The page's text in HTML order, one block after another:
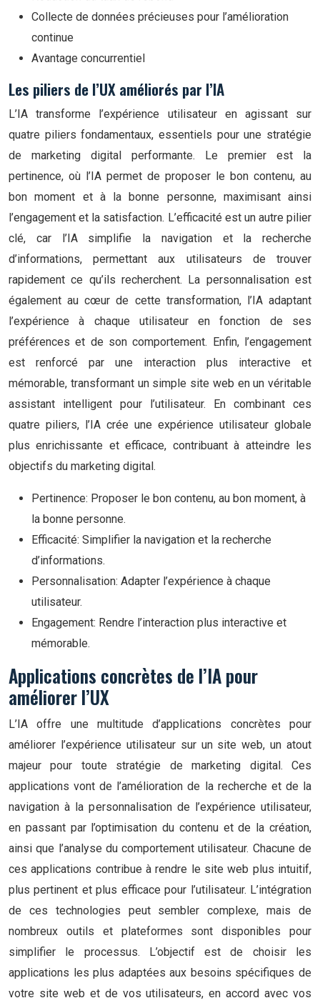
Collecte de données précieuses pour l’amélioration
continue
Avantage concurrentiel
Les piliers de l’UX améliorés par l’IA
L’IA transforme l’expérience utilisateur en agissant sur
quatre piliers fondamentaux, essentiels pour une stratégie
de marketing digital performante. Le premier est la
pertinence, où l’IA permet de proposer le bon contenu, au
bon moment et à la bonne personne, maximisant ainsi
l’engagement et la satisfaction. L’efficacité est un autre pilier
clé, car l’IA simplifie la navigation et la recherche
d’informations, permettant aux utilisateurs de trouver
rapidement ce qu’ils recherchent. La personnalisation est
également au cœur de cette transformation, l’IA adaptant
l’expérience à chaque utilisateur en fonction de ses
préférences et de son comportement. Enfin, l’engagement
est renforcé par une interaction plus interactive et
mémorable, transformant un simple site web en un véritable
assistant intelligent pour l’utilisateur. En combinant ces
quatre piliers, l’IA crée une expérience utilisateur globale
plus enrichissante et efficace, contribuant à atteindre les
objectifs du marketing digital.
Pertinence: Proposer le bon contenu, au bon moment, à
la bonne personne.
Efficacité: Simplifier la navigation et la recherche
d’informations.
Personnalisation: Adapter l’expérience à chaque
utilisateur.
Engagement: Rendre l’interaction plus interactive et
mémorable.
Applications concrètes de l’IA pour
améliorer l’UX
L’IA offre une multitude d’applications concrètes pour
améliorer l’expérience utilisateur sur un site web, un atout
majeur pour toute stratégie de marketing digital. Ces
applications vont de l’amélioration de la recherche et de la
navigation à la personnalisation de l’expérience utilisateur,
en passant par l’optimisation du contenu et de la création,
ainsi que l’analyse du comportement utilisateur. Chacune de
ces applications contribue à rendre le site web plus intuitif,
plus pertinent et plus efficace pour l’utilisateur. L’intégration
de ces technologies peut sembler complexe, mais de
nombreux outils et plateformes sont disponibles pour
simplifier le processus. L’objectif est de choisir les
applications les plus adaptées aux besoins spécifiques de
votre site web et de vos utilisateurs, en accord avec vos